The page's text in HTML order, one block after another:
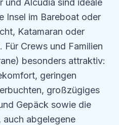
und Alcúdia sind ideale
Insel im Bareboat oder
Katamaran oder
Crews und Familien
besonders attraktiv:
geringen
großzügiges
Gepäck sowie die
abgelegene